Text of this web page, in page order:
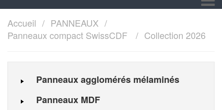
Accueil
PANNEAUX
Panneaux compact SwissCDF
Collection 2026
Panneaux agglomérés mélaminés
Panneaux MDF